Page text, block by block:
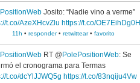
Josito: “Nadie vino a verme”
t.co/AzeXHcvZlu https://t.co/OE7EihDg0H
11h • responder• retwittear• favorito
RT @ PolePositionWeb: Se
el cronograma para Termas
t.co/dcYlJJWQ5g https://t.co/83nqiju4Vw